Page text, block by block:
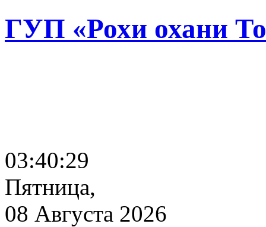
ГУП «Рохи охани
03:40:30
Пятница,
08 Августа 2026